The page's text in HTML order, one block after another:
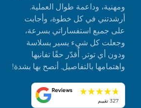
ومهنية، وداعمة طوال العملية.
أرشدتني في كل خطوة، وأجابت
على جميع استفساراتي بسرعة،
وجعلت كل شيء يسير بسلاسة
ودون أي توتر. أُقدّر حقًا تفانيها
واهتمامها بالتفاصيل. أنصح بها بشدة!
327 تقييم